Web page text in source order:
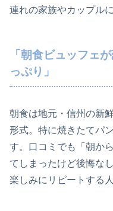
連れの家族やカップル
「朝食ビュッフェ
っぷり」
朝食は地元・信州の新
形式。特に焼きたてパ
す。口コミでも「朝か
てしまったけど後悔な
楽しみにリピートする